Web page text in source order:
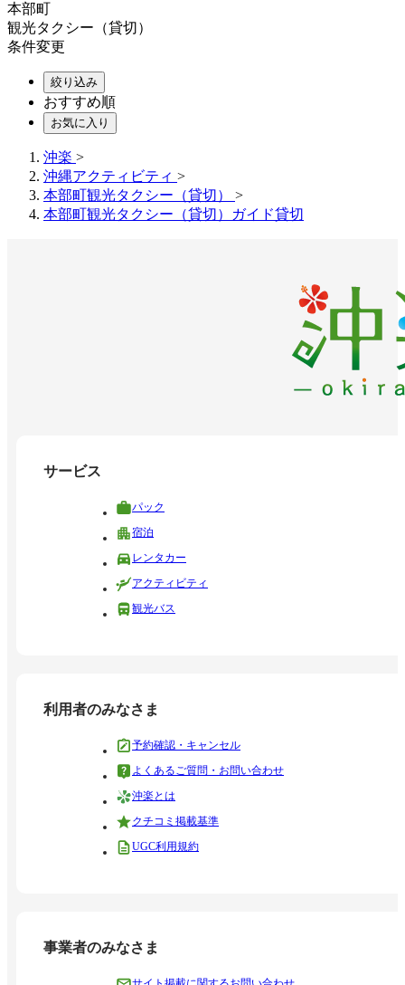
本部町
観光タクシー（貸切）
条件変更
絞り込み
おすすめ順
お気に入り
沖楽 >
沖縄アクティビティ >
本部町観光タクシー（貸切） >
本部町観光タクシー（貸切）ガイド貸切
サービス
パック
宿泊
レンタカー
アクティビティ
観光バス
利用者のみなさま
予約確認・キャンセル
よくあるご質問・お問い合わせ
沖楽とは
クチコミ掲載基準
UGC利用規約
事業者のみなさま